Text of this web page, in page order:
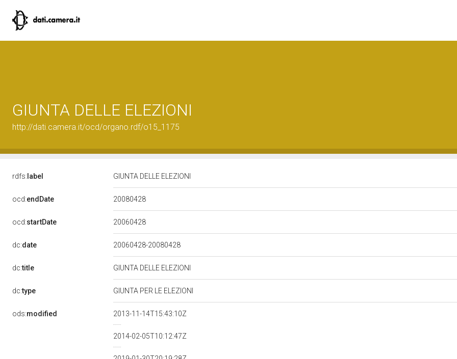
GIUNTA DELLE ELEZIONI
http://dati.camera.it/ocd/organo.rdf/o15_1175
rdfs: label GIUNTA DELLE ELEZIONI
ocd:endDate 20080428
ocd:startDate 20060428
dc:date 20060428-20080428
dc:title GIUNTA DELLE ELEZIONI
dc:type GIUNTA PER LE ELEZIONI
ods:modified 2013-11-14T15:43:10Z
2014-02-05T10:12:47Z